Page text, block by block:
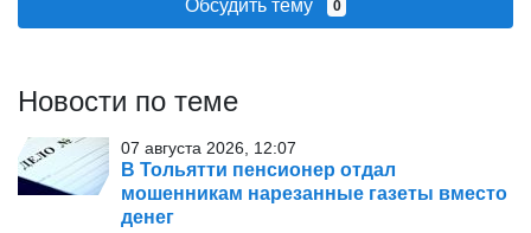
Обсудить тему 0
Новости по теме
07 августа 2026, 12:07
В Тольятти пенсионер отдал
мошенникам нарезанные газеты вместо
денег